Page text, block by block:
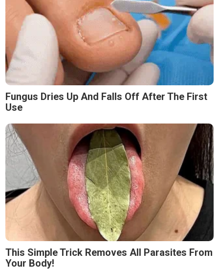
Fungus Dries Up And Falls Off After The First
Use
This Simple Trick Removes All Parasites From
Your Body!